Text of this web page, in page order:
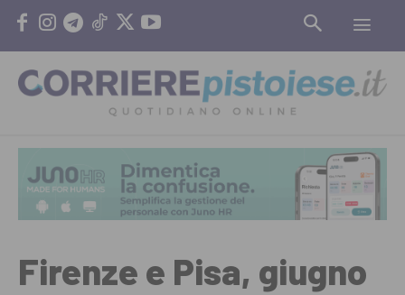
Firenze e Pisa, giugno